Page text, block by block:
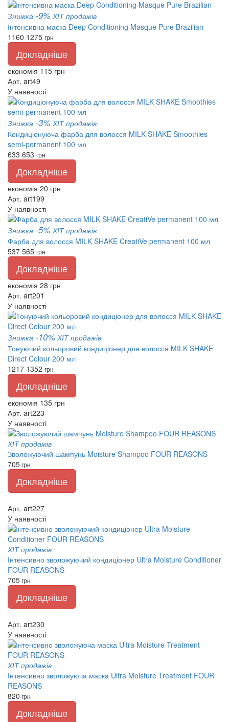
Знижка -9% ХІТ продажів
Інтенсивна маска Deep Conditioning Masque Pure Brazilian
1160 1275 грн
Докладніше
економія 115 грн
Арт. art49
У наявності
Знижка -3% ХІТ продажів
Кондиціонуюча фарба для волосся MILK SHAKE Smoothies
semi-permanent 100 мл
633 653 грн
Докладніше
економія 20 грн
Арт. art199
У наявності
Знижка -5% ХІТ продажів
Фарба для волосся MILK SHAKE CreatiVe permanent 100 мл
537 565 грн
Докладніше
економія 28 грн
Арт. art201
У наявності
Знижка -10% ХІТ продажів
Тонуючий кольоровий кондиціонер для волосся MILK SHAKE
Direct Colour 200 мл
1217 1352 грн
Докладніше
економія 135 грн
Арт. art223
У наявності
ХІТ продажів
Зволожуючий шампунь Moisture Shampoo FOUR REASONS
705грн
Докладніше
Арт. art227
У наявності
ХІТ продажів
Інтенсивно зволожуючий кондиціонер Ultra Moisture Conditioner
FOUR REASONS
705грн
Докладніше
Арт. art230
У наявності
ХІТ продажів
Інтенсивно зволожуюча маска Ultra Moisture Treatment FOUR
REASONS
820 грн
Докладніше